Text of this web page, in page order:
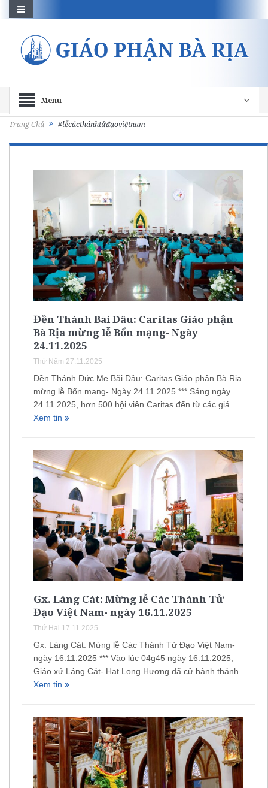
Menu
Trang Chủ #lễcácthánhtửđạoviệtnam
Đền Thánh Bãi Dâu: Caritas Giáo phận
Bà Rịa mừng lễ Bổn mạng- Ngày
24.11.2025
Thứ Năm 27.11.2025
Đền Thánh Đức Mẹ Bãi Dâu: Caritas Giáo phận Bà Rịa
mừng lễ Bổn mạng- Ngày 24.11.2025 *** Sáng ngày
24.11.2025, hơn 500 hội viên Caritas đến từ các giá
Xem tin
Gx. Láng Cát: Mừng lễ Các Thánh Tử
Đạo Việt Nam- ngày 16.11.2025
Thứ Hai 17.11.2025
Gx. Láng Cát: Mừng lễ Các Thánh Tử Đạo Việt Nam-
ngày 16.11.2025 *** Vào lúc 04g45 ngày 16.11.2025,
Giáo xứ Láng Cát- Hạt Long Hương đã cử hành thánh
Xem tin